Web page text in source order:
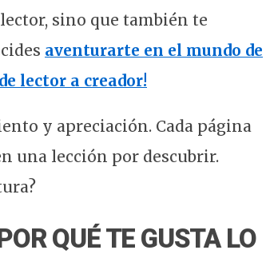
sino que también te
aventurarte en el mundo de
lector a creador!
y apreciación. Cada página
una lección por descubrir.
QUÉ TE GUSTA LO